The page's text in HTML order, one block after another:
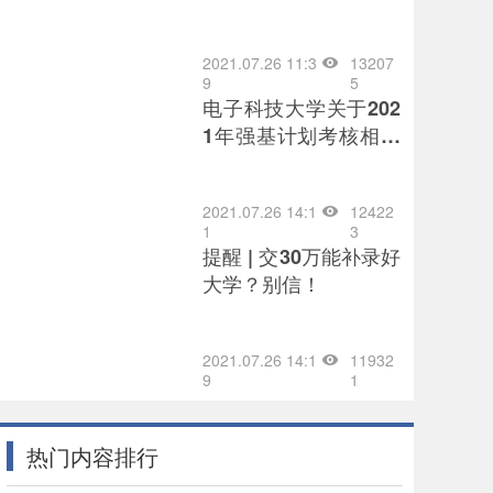
2021.07.26 11:3
9
13207
5
电子科技大学关于202
1年强基计划考核相关
2021.07.26 14:1
1
12422
3
提醒 | 交30万能补录好
大学？别信！
2021.07.26 14:1
9
11932
1
热门内容排行